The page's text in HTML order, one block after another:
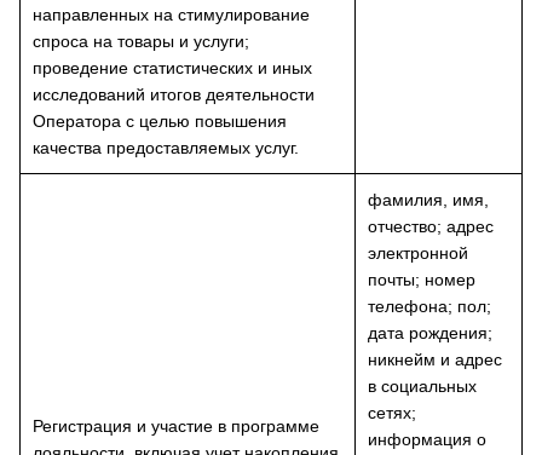
направленных на стимулирование
спроса на товары и услуги;
проведение статистических и иных
исследований итогов деятельности
Оператора с целью повышения
качества предоставляемых услуг.
Регистрация и участие в программе
фамилия, имя,
отчество; адрес
электронной
почты; номер
телефона; пол;
дата рождения;
никнейм и адрес
в социальных
сетях;
информация о